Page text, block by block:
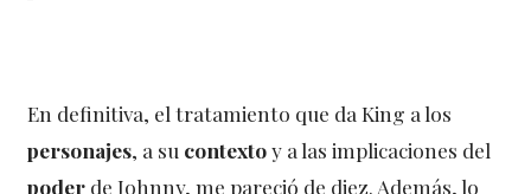
En definitiva, el tratamiento que da King a los
personajes, a su contextoy a las implicaciones del
poder de Johnny, me pareció de diez. Además, lo